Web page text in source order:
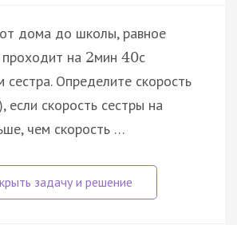
дома до школы, равное
на 2мин 40с
сестра. Определите скорость
если скорость сестры на
чем скорость …